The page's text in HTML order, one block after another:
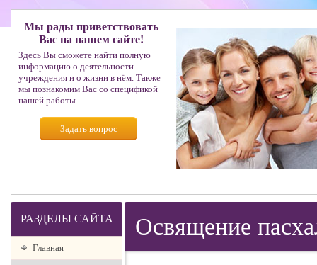
Мы рады приветствовать
Вас на нашем сайте!
Здесь Вы сможете найти полную
информацию о деятельности
учреждения и о жизни в нём. Также
мы познакомим Вас со спецификой
нашей работы.
Задать вопрос
РАЗДЕЛЫ САЙТА
Главная
Освящение